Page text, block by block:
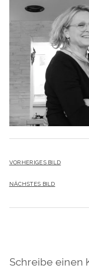
VORHERIGES BILD
NÄCHSTES BILD
Schreibe einen